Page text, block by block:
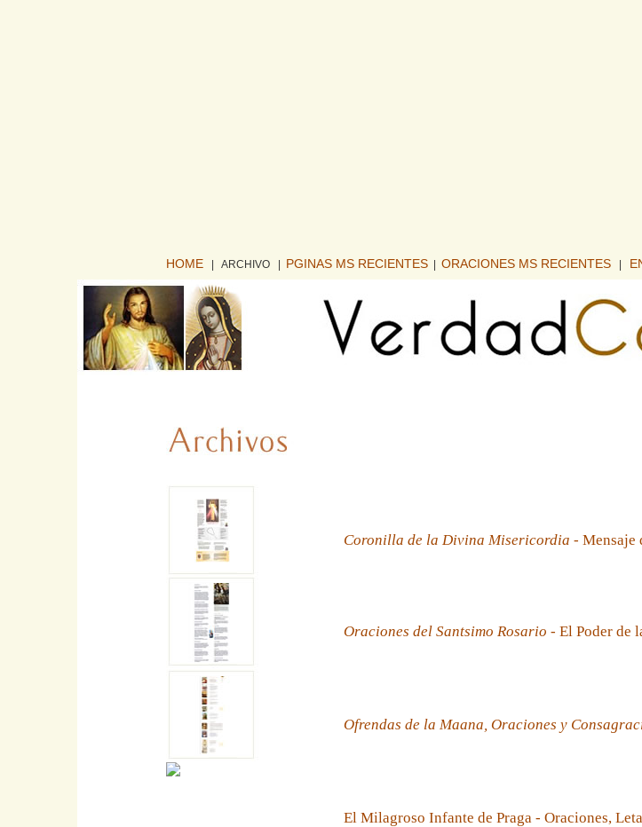
HOME | ARCHIVO PGINAS MS RECIENTES ORACIONES MS RECIENTES
Coronilla de la Divina Misericordia - Mensaje
Oraciones del Santsimo Rosario - El Poder de
Ofrendas de la Maana, Oraciones y
El Milagroso Infante de Praga - Oraciones,